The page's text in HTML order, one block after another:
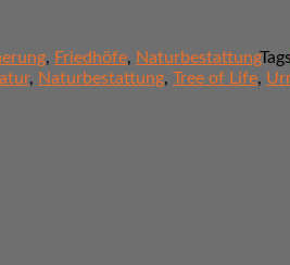
, Friedhöfe, Naturbestattung
, Naturbestattung, Tree of Life,